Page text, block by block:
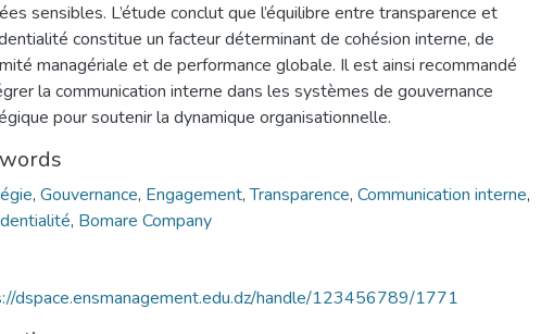
sensibles. L’étude conclut que l’équilibre entre transparence et
constitue un facteur déterminant de cohésion interne, de
managériale et de performance globale. Il est ainsi recommandé
la communication interne dans les systèmes de gouvernance
pour soutenir la dynamique organisationnelle.
, Gouvernance, Engagement,Transparence, Communication interne,
, Bomare Company
dspace.ensmanagement.edu.dz/handle/123456789/1771